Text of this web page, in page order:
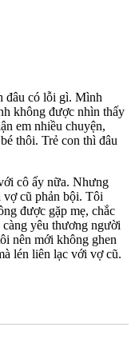
đâu có lỗi gì. Mình
không được nhìn thấy
em nhiều chuyện,
thôi. Trẻ con thì đâu
cô ấy nữa. Nhưng
cũ phản bội. Tôi
được gặp mẹ, chắc
yêu thương người
nên mới không ghen
lén liên lạc với vợ cũ.